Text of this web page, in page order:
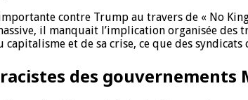
contre Trump au travers de « No
il manquait l’implication organisée des
et de sa crise, ce que des
des gouvernements